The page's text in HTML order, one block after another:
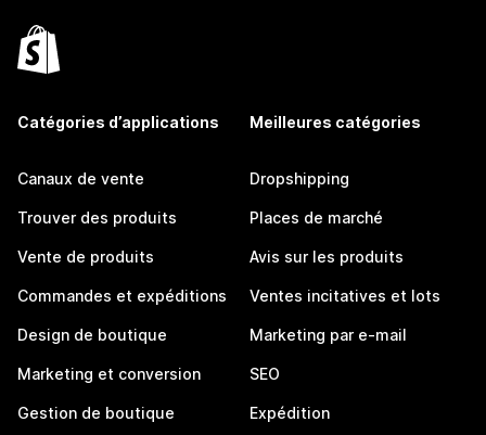
Catégories d’applications
Canaux de vente
Trouver des produits
Vente de produits
Commandes et expéditions
Design de boutique
Marketing et conversion
Gestion de boutique
Meilleures catégories
Dropshipping
Places de marché
Avis sur les produits
Ventes incitatives et lots
Marketing par e-mail
SEO
Expédition